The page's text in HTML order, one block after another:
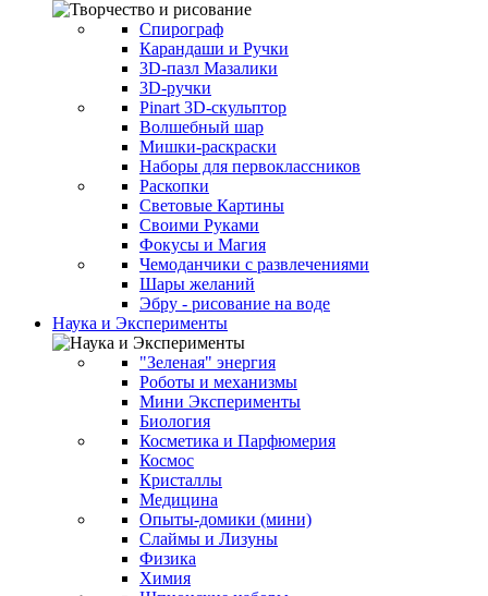
Спирограф
Карандаши и Ручки
3D-пазл Мазалики
3D-ручки
Pinart 3D-скульптор
Волшебный шар
Мишки-раскраски
Наборы для первоклассников
Раскопки
Световые Картины
Своими Руками
Фокусы и Магия
Чемоданчики с развлечениями
Шары желаний
Эбру - рисование на воде
Наука и Эксперименты
"Зеленая" энергия
Роботы и механизмы
Мини Эксперименты
Биология
Косметика и Парфюмерия
Космос
Кристаллы
Медицина
Опыты-домики (мини)
Слаймы и Лизуны
Физика
Химия